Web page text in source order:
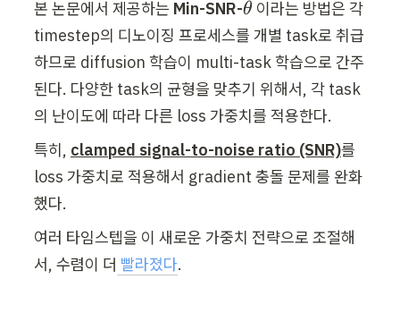
본 논문에서 제공하는 Min-SNR-\
t
h
t
a
θ 이라는 방법은 각
timestep의 디노이징 프로세스를 개별 task로 취급
하므로 diffusion 학습이 multi-task 학습으로 간주
된다. 다양한 task의 균형을 맞추기 위해서, 각 task
의 난이도에 따라 다른 loss 가중치를 적용한다.
특히, clamped signal-to-noise ratio (SNR)를
loss 가중치로 적용해서 gradient 충돌 문제를 완화
했다.
여러 타임스텝을 이 새로운 가중치 전략으로 조절해
서, 수렴이 더 빨라졌다.